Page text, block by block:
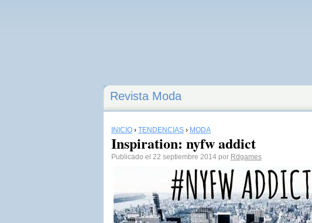
Revista Moda
INICIO › TENDENCIAS › MODA
Inspiration: nyfw addict
Publicado el 22 septiembre 2014 por Rdgames